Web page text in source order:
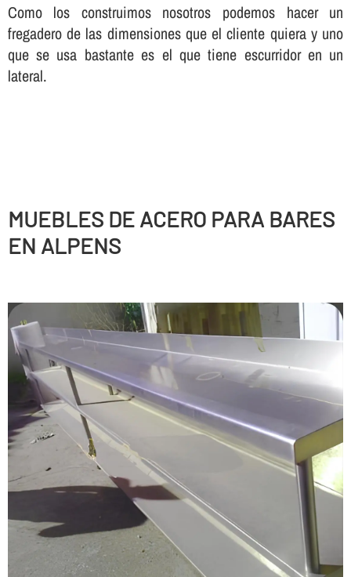
Como los construimos nosotros podemos hacer un
fregadero de las dimensiones que el cliente quiera y uno
que se usa bastante es el que tiene escurridor en un
lateral.
MUEBLES DE ACERO PARA BARES
EN ALPENS